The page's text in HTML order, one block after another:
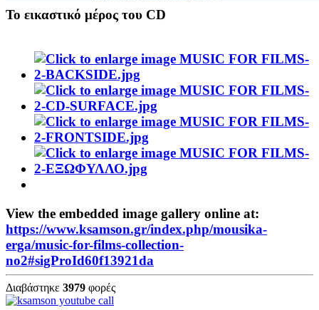
Το εικαστικό μέρος του CD
View the embedded image gallery online at:
https://www.ksamson.gr/index.php/mousika-
erga/music-for-films-collection-
no2#sigProId60f13921da
Διαβάστηκε 3979 φορές